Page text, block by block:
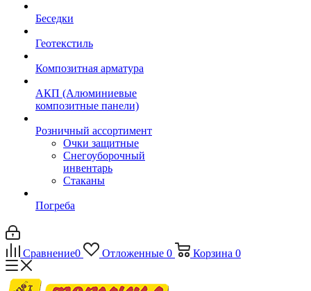
Беседки
Геотекстиль
Композитная арматура
АКП (Алюминиевые
композитные панели)
Розничный ассортимент
Очки защитные
Снегоуборочный
инвентарь
Стаканы
Погреба
Сравнение0 Отложенные 0 Корзина 0